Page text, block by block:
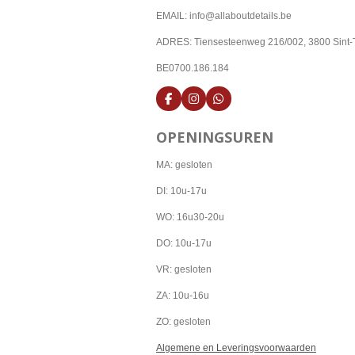
EMAIL: info@allaboutdetails.be
ADRES: Tiensesteenweg 216/002, 3800 Sint-
BE0700.186.184
F
a
e
o
I
n
t
r
m
W
h
t
OPENINGSUREN
MA: gesloten
DI: 10u-17u
WO: 16u30-20u
DO: 10u-17u
VR: gesloten
ZA: 10u-16u
ZO: gesloten
Algemene en Leveringsvoorwaarden